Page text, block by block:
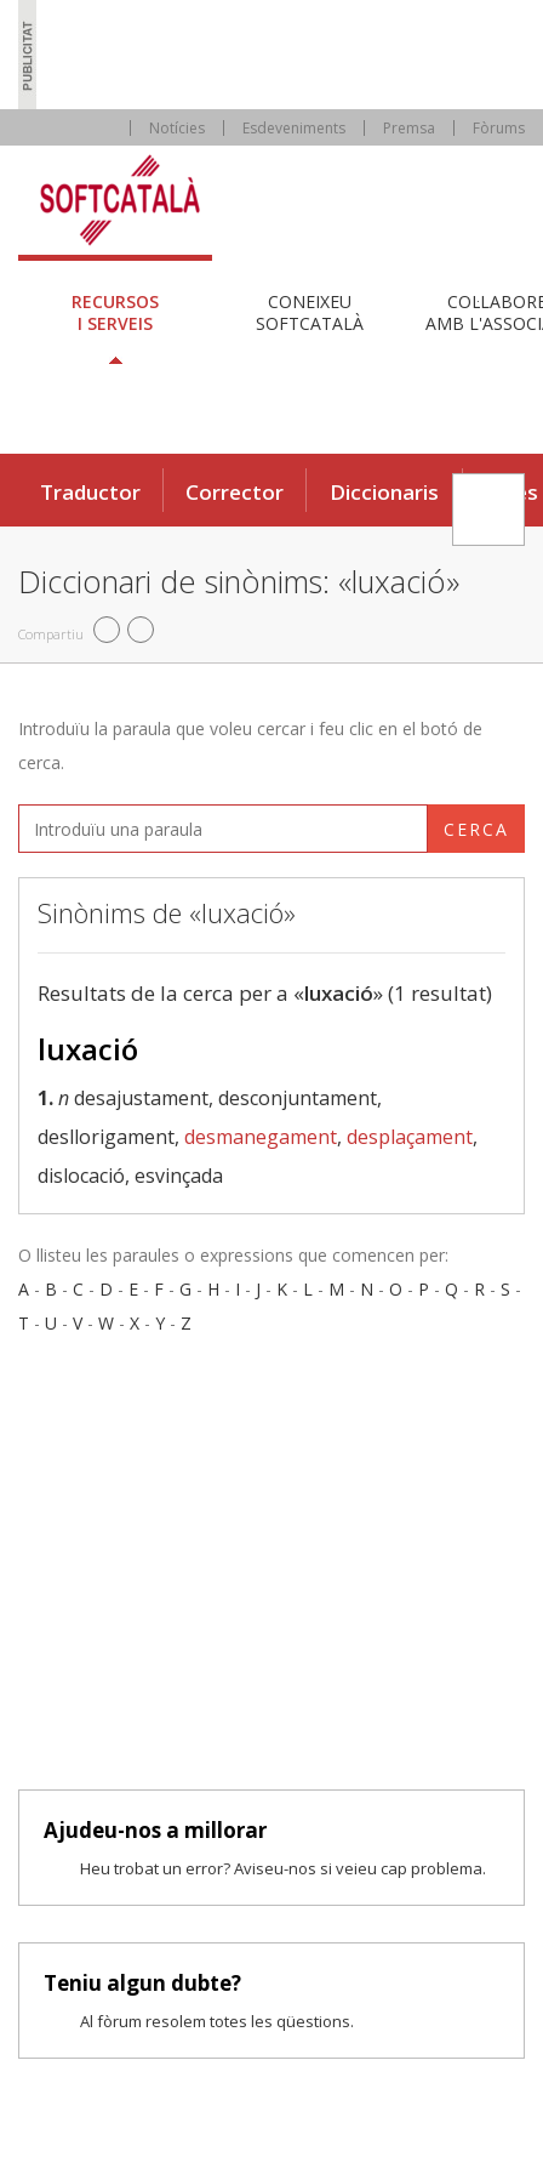
Notícies Esdeveniments Premsa Fòrums
RECURSOS
I SERVEIS
CONEIXEU
SOFTCATALÀ
AMB
Traductor Corrector Diccionaris Eines
Diccionari de sinònims: «luxació»
Compartiu
Introduïu la paraula que voleu cercar i feu clic en el botó de
cerca.
CERCA
Sinònims de «luxació»
Resultats de la cerca per a «luxació» (1 resultat)
luxació
1.ndesajustament, desconjuntament,
desllorigament, desmanegament, desplaçament,
dislocació, esvinçada
O llisteu les paraules o expressions que comencen per:
A - B - C - D - E - F - G - H - I - J - K - L - M - N - O - P - Q - R - S -
T - U - V- W - X - Y - Z
Ajudeu-nos a millorar
Heu trobat un error? Aviseu-nos si veieu cap problema.
Teniu algun dubte?
Al fòrum resolem totes les qüestions.